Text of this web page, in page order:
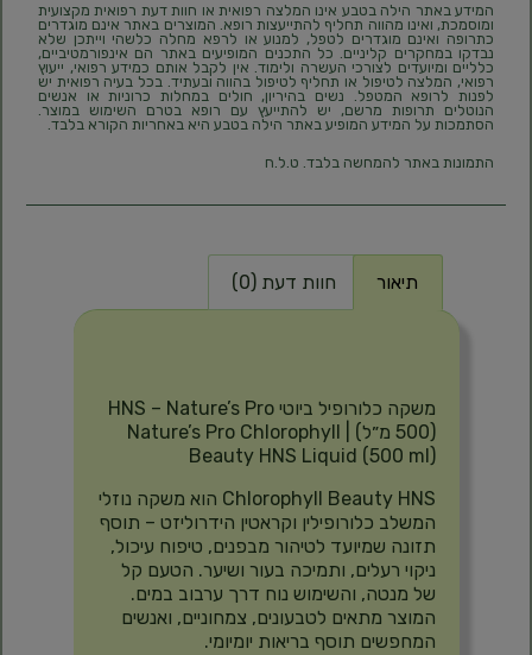
המידע באתר הילה בטבע אינו המלצה רפואית או חוות דעת רפואית מקצועית
ומוסמכת, ואינו מהווה תחליף להתייעצות רופא. המוצרים באתר אינם מוגדרים
כתרופה ואינם מוגדרים לטפל, למנוע או לרפא מחלה כלשהי וייתכן שלא
נבדקו במחקרים קליניים. כל התכנים המופיעים באתר הם אינפורמטיביים,
כלליים ומיועדים לצורכי העשרה ולימוד. אין לקבל אותם כמידע רפואי, ייעוץ
רפואי, המלצה לטיפול או תחליף לטיפול בהווה ובעתיד. בכל בעיה רפואית יש
לפנות לרופא המטפל. נשים בהיריון, חולים במחלות כרוניות או אנשים
הנוטלים תרופות מרשם, יש להתייעץ עם רופא בטרם השימוש במוצר.
הסתמכות על המידע המופיע באתר הילה בטבע היא באחריות הקורא בלבד.
התמונות באתר להמחשה בלבד. ט.ל.ח
תיאור חוות דעת (0)
משקה כלורופיל ביוטי HNS – Nature’s Pro
(500 מ״ל) | Nature’s Pro Chlorophyll
Beauty HNS Liquid (500 ml)
Chlorophyll Beauty HNS הוא משקה נוזלי
המשלב כלורופילין וקראטין הידרוליזט – תוסף
תזונה שמיועד לטיהור מבפנים, טיפוח עיכול,
ניקוי רעלים, ותמיכה בעור ושיער. הטעם קל
של מנטה, והשימוש נוח דרך ערבוב במים.
המוצר מתאים לטבעונים, צמחוניים, ואנשים
המחפשים תוסף בריאות יומיומי.